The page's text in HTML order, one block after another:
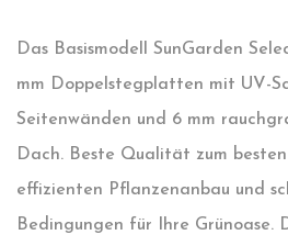
Das Basismodell SunGarden
mm Doppelstegplatten mit UV-
Seitenwänden und 6 mm
Dach. Beste Qualität zum
effizienten Pflanzenanbau und
Bedingungen für Ihre Grünoase.